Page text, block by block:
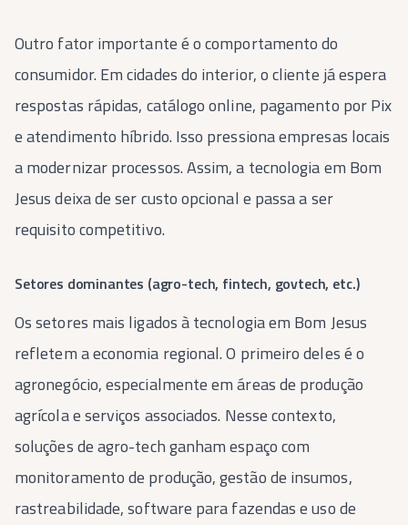
Outro fator importante é o comportamento do
consumidor. Em cidades do interior, o cliente já espera
respostas rápidas, catálogo online, pagamento por Pix
e atendimento híbrido. Isso pressiona empresas locais
a modernizar processos. Assim, a tecnologia em Bom
Jesus deixa de ser custo opcional e passa a ser
requisito competitivo.
Setores dominantes (agro-tech, fintech, govtech, etc.)
Os setores mais ligados à tecnologia em Bom Jesus
refletem a economia regional. O primeiro deles é o
agronegócio, especialmente em áreas de produção
agrícola e serviços associados. Nesse contexto,
soluções de agro-tech ganham espaço com
monitoramento de produção, gestão de insumos,
rastreabilidade, software para fazendas e uso de